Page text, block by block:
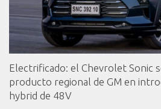
Electrificado: el Chevrolet Sonic
producto regional de GM en
hybrid de 48V